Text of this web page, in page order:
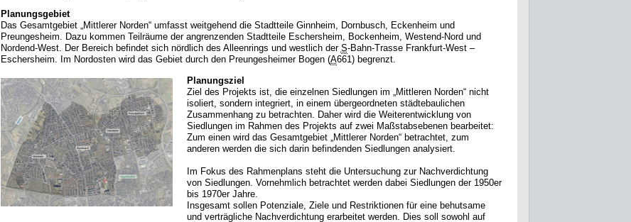
Planungsgebiet
Das Gesamtgebiet „Mittlerer Norden“ umfasst weitgehend die Stadtteile Ginnheim, Dornbusch, Eckenheim und
Preungesheim. Dazu kommen Teilräume der angrenzenden Stadtteile Eschersheim, Bockenheim, Westend-Nord und
Nordend-West. Der Bereich befindet sich nördlich des Alleenrings und westlich der S-Bahn-Trasse Frankfurt-West –
Eschersheim. Im Nordosten wird das Gebiet durch den Preungesheimer Bogen (A661) begrenzt.
Planungsziel
Ziel des Projekts ist, die einzelnen Siedlungen im „Mittleren Norden“ nicht
isoliert, sondern integriert, in einem übergeordneten städtebaulichen
Zusammenhang zu betrachten. Daher wird die Weiterentwicklung von
Siedlungen im Rahmen des Projekts auf zwei Maßstabsebenen bearbeitet:
Zum einen wird das Gesamtgebiet „Mittlerer Norden“ betrachtet, zum
anderen werden die sich darin befindenden Siedlungen analysiert.
Im Fokus des Rahmenplans steht die Untersuchung zur Nachverdichtung
von Siedlungen. Vornehmlich betrachtet werden dabei Siedlungen der 1950er
bis 1970er Jahre.
Insgesamt sollen Potenziale, Ziele und Restriktionen für eine behutsame
und verträgliche Nachverdichtung erarbeitet werden. Dies soll sowohl auf